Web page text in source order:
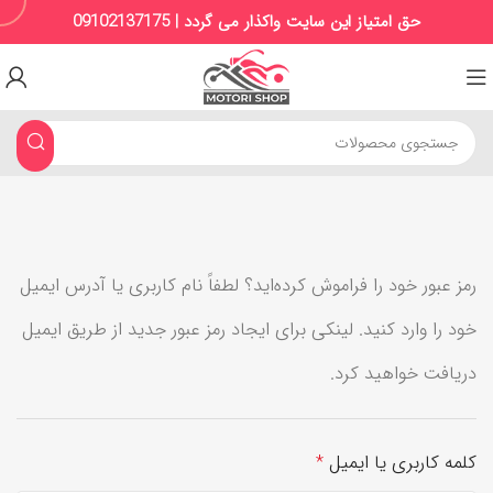
حق امتیاز این سایت واکذار می گردد | 09102137175
رمز عبور خود را فراموش کرده‌اید؟ لطفاً نام کاربری یا آدرس ایمیل
خود را وارد کنید. لینکی برای ایجاد رمز عبور جدید از طریق ایمیل
دریافت خواهید کرد.
کلمه کاربری یا ایمیل *